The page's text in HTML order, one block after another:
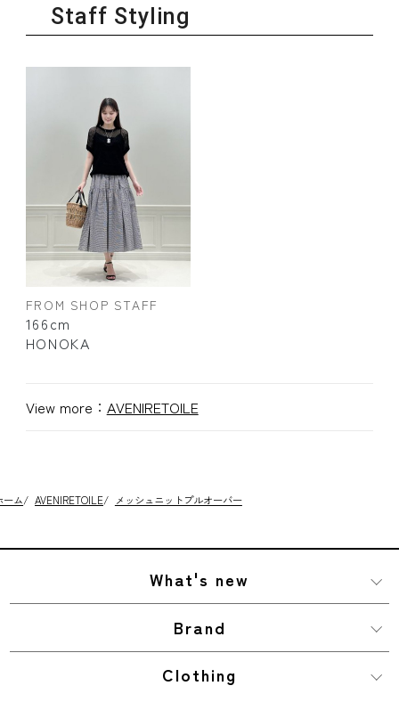
Staff Styling
FROM SHOP STAFF
166cm
HONOKA
View more： AVENIRETOILE
ーム/ AVENIRETOILE/ メッシュニットプルオーバー
What's new
Brand
Clothing